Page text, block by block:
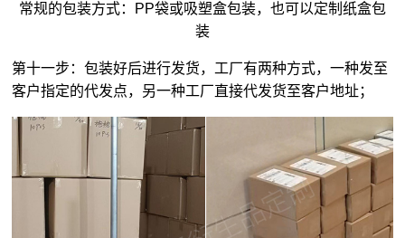
常规的包装方式：PP袋或吸塑盒包装，也可以定制纸盒包
装
第十一步：包装好后进行发货，工厂有两种方式，一种发至
客户指定的代发点，另一种工厂直接代发货至客户地址；